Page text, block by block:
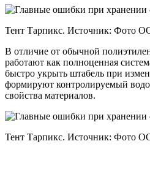
Тент Тарпикс. Источник: Фото
В отличие от обычной
работают как полноценная
быстро укрыть штабель при
формируют контролируемый
свойства материалов.
Тент Тарпикс. Источник: Фото